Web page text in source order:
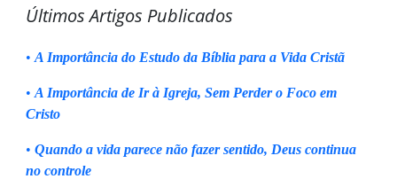
Últimos Artigos Publicados
• A Importância do Estudo da Bíblia para a Vida Cristã
• A Importância de Ir à Igreja, Sem Perder o Foco em
Cristo
• Quando a vida parece não fazer sentido, Deus continua
no controle